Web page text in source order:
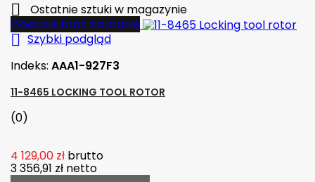

Ostatnie sztuki w magazynie
Obecnie brak na stanie
 Szybki podgląd
Indeks: AAA1-927F3
11-8465 LOCKING TOOL ROTOR
(0)
4 129,00 zł brutto
3 356,91 zł netto